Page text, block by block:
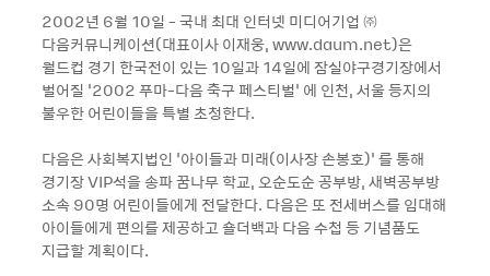
2002년 6월 10일 - 국내 최대 인터넷 미디어기업 ㈜
다음커뮤니케이션(대표이사 이재웅, www.daum.net)은
월드컵 경기 한국전이 있는 10일과 14일에 잠실야구경기장에서
벌어질 ‘2002 푸마-다음 축구 페스티벌’ 에 인천, 서울 등지의
불우한 어린이들을 특별 초청한다.
다음은 사회복지법인 ‘아이들과 미래(이사장 손봉호)’ 를 통해
경기장 VIP석을 송파 꿈나무 학교, 오순도순 공부방, 새벽공부방
소속 90명 어린이들에게 전달한다. 다음은 또 전세버스를 임대해
아이들에게 편의를 제공하고 숄더백과 다음 수첩 등 기념품도
지급할 계획이다.